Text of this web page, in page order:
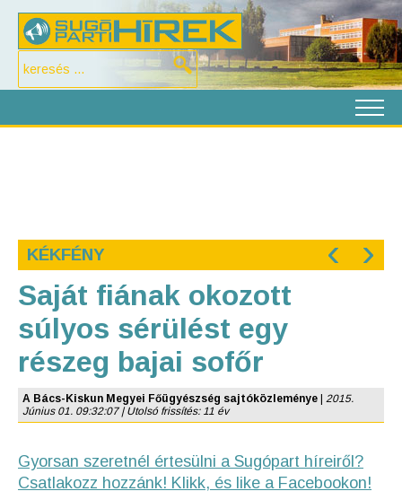
KÉKFÉNY ‹ ›
Saját fiának okozott
súlyos sérülést egy
részeg bajai sofőr
A Bács-Kiskun Megyei Főügyészség sajtóközleménye
2015.
Június 01. 09:32:07 | Utolsó frissítés: 11 év
Gyorsan szeretnél értesülni a Sugópart híreiről?
Csatlakozz hozzánk! Klikk, és like a Facebookon!